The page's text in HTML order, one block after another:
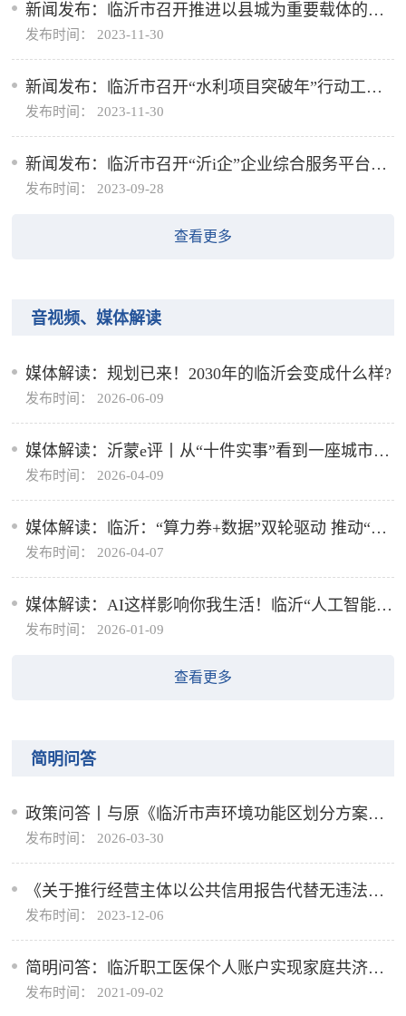
新闻发布：临沂市召开推进以县城为重要载体的城
镇化建设情况介绍新闻发布会
发布时间： 2023-11-30
新闻发布：临沂市召开“水利项目突破年”行动工作
情况通报新闻发布会
发布时间： 2023-11-30
新闻发布：临沂市召开“沂i企”企业综合服务平台有
关工作情况介绍新闻发布会
发布时间： 2023-09-28
查看更多
音视频、媒体解读
媒体解读：规划已来！2030年的临沂会变成什么样?
发布时间： 2026-06-09
媒体解读：沂蒙e评丨从“十件实事”看到一座城市的
温度
发布时间： 2026-04-09
媒体解读：临沂：“算力券+数据”双轮驱动 推动“人
工智能+”战略加速落地
发布时间： 2026-04-07
媒体解读：AI这样影响你我生活！临沂“人工智能+”
行动方案来了！
发布时间： 2026-01-09
查看更多
简明问答
政策问答丨与原《临沂市声环境功能区划分方案》
修订了哪些内容？
发布时间： 2026-03-30
《关于推行经营主体以公共信用报告代替无违法违
规记录证明的工作方案》问答解读
发布时间： 2023-12-06
简明问答：临沂职工医保个人账户实现家庭共济！
附常见问题解答及自助办理指南
发布时间： 2021-09-02